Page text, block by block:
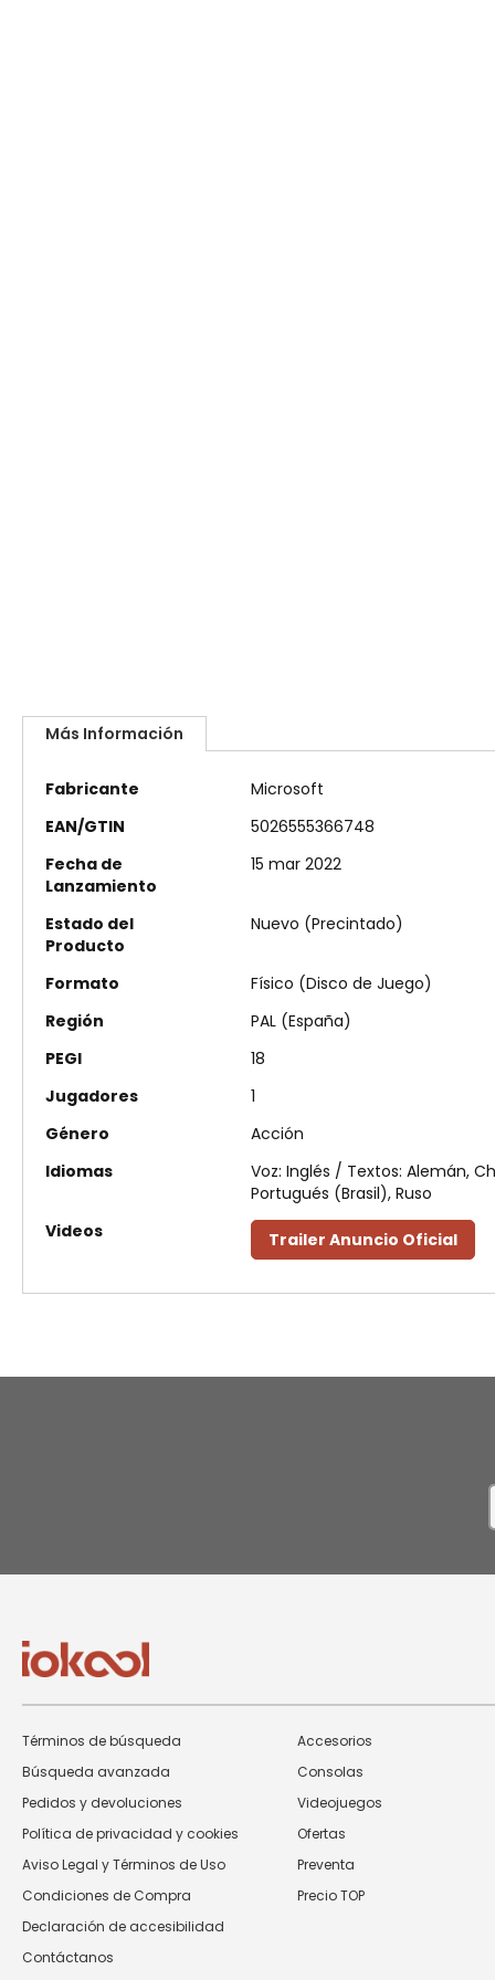
Más Información
Más
Fabricante
Microsoft
EAN/GTIN
5026555366748
Fecha de
Lanzamiento
15 mar 2022
Estado del
Producto
Nuevo (Precintado)
Formato
Físico (Disco de Juego)
Región
PAL (España)
PEGI
18
Jugadores
1
Género
Acción
Idiomas
Voz: Inglés / Textos: Alemán,
Portugués (Brasil), Ruso
Videos
Trailer Anuncio Oficial
Términos de búsqueda
Búsqueda avanzada
Pedidos y devoluciones
Política de privacidad y cookies
Aviso Legal y Términos de Uso
Condiciones de Compra
Declaración de accesibilidad
Contáctanos
Accesorios
Consolas
Videojuegos
Ofertas
Preventa
Precio TOP